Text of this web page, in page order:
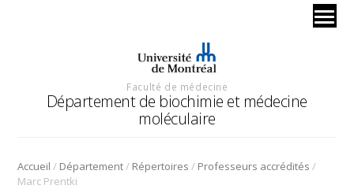
Faculté de médecine
Département de biochimie et médecine
moléculaire
Accueil / Département/ Répertoires / Professeurs accrédités /
Marc Prentki